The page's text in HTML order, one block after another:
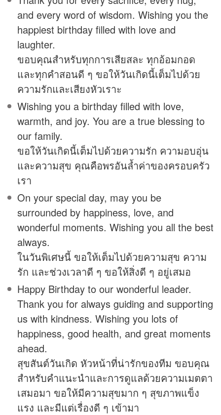
and every word of wisdom. Wishing you the
happiest birthday filled with love and
laughter.
ขอบคุณสำหรับทุกการเสียสละ ทุกอ้อมกอด
และทุกคำสอนดี ๆ ขอให้วันเกิดนี้เต็มไปด้วย
ความรักและเสียงหัวเราะ
Wishing you a birthday filled with love,
warmth, and joy. You are a true blessing to
our family.
ขอให้วันเกิดนี้เต็มไปด้วยความรัก ความอบอุ่น
และความสุข คุณคือพรอันล้ำค่าของครอบครัว
เรา
On your special day, may you be
surrounded by happiness, love, and
wonderful moments. Wishing you all the best
always.
ในวันพิเศษนี้ ขอให้เต็มไปด้วยความสุข ความ
รัก และช่วงเวลาดี ๆ ขอให้สิ่งดี ๆ อยู่เสมอ
Happy Birthday to our wonderful leader.
Thank you for always guiding and supporting
us with kindness. Wishing you lots of
happiness, good health, and great moments
ahead.
สุขสันต์วันเกิด หัวหน้าที่น่ารักของทีม ขอบคุณ
สำหรับคำแนะนำและการดูแลด้วยความเมตตา
เสมอมา ขอให้มีความสุขมาก ๆ สุขภาพแข็ง
แรง และมีแต่เรื่องดี ๆ เข้ามา